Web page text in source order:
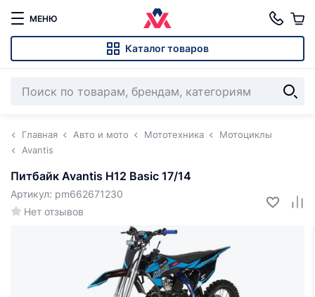
МЕНЮ
Каталог товаров
Главная Авто и мото Мототехника
Мотоциклы
Avantis
Питбайк Avantis H12 Basic 17/14
Нет отзывов
Артикул: pm662671230